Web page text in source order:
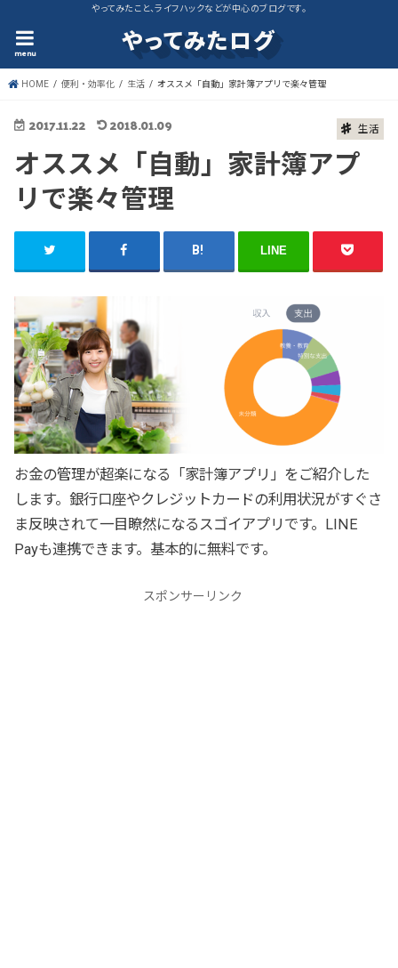
やってみたこと、ライフハックなどが中心のブログです。
やってみたログ
menu
HOME 便利・効率化 生活 オススメ「自動」家計簿アプリで楽々管理
生活
2017.11.22 2018.01.09
オススメ「自動」家計簿アプ
リで楽々管理
LINE
お金の管理が超楽になる「家計簿アプリ」をご紹介した
します。銀行口座やクレジットカードの利用状況がすぐさ
ま反映されて一目瞭然になるスゴイアプリです。LINE
Payも連携できます。基本的に無料です。
スポンサーリンク